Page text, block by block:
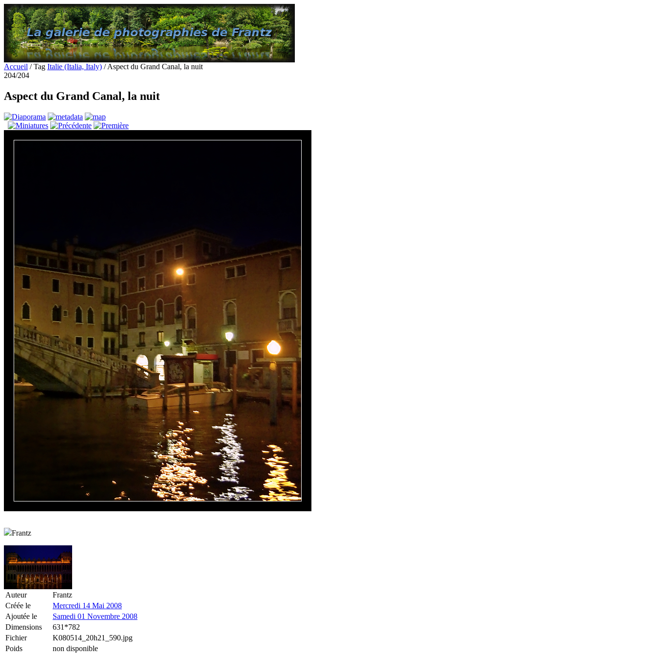
Accueil / Tag Italie (Italia, Italy) / Aspect du Grand Canal, la nuit
204/204
Aspect du Grand Canal, la nuit
Frantz
Auteur
Frantz
Créée le
Mercredi 14 Mai 2008
Ajoutée le
Samedi 01 Novembre 2008
Dimensions
631*782
Fichier
K080514_20h21_590.jpg
Poids
non disponible